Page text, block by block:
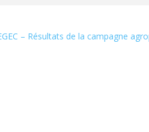
– Résultats de la campagne